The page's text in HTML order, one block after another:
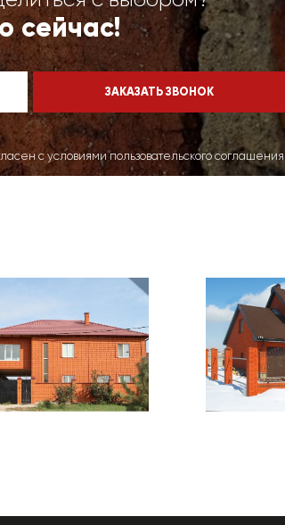
сейчас!
с условиями пользовательского соглашения